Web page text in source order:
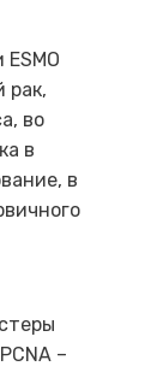
рак,
во
в
в
–